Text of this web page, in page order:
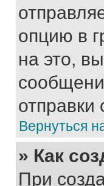
опцию в
на это,
Вернуться
» Как
При